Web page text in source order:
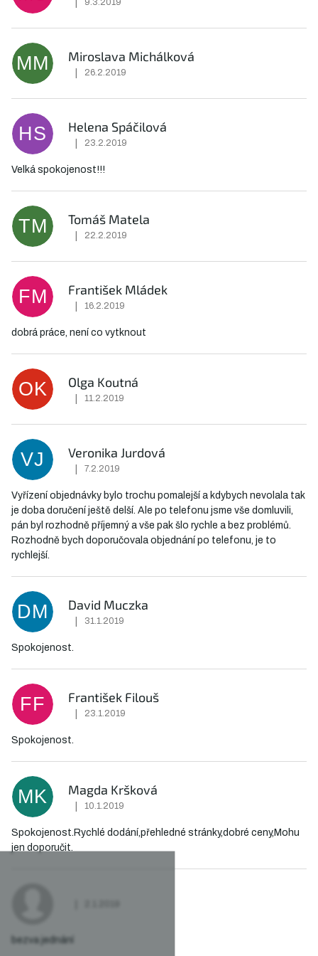
Hodnocení obchodu je 5 z 5 hvězdiček.
9.3.2019
MM Miroslava Michálková
Hodnocení obchodu je 5 z 5 hvězdiček.
26.2.2019
HS Helena Spáčilová
Hodnocení obchodu je 5 z 5 hvězdiček.
23.2.2019
Velká spokojenost!!!
TM Tomáš Matela
Hodnocení obchodu je 5 z 5 hvězdiček.
22.2.2019
FM František Mládek
Hodnocení obchodu je 5 z 5 hvězdiček.
16.2.2019
dobrá práce, není co vytknout
OK Olga Koutná
Hodnocení obchodu je 5 z 5 hvězdiček.
11.2.2019
VJ Veronika Jurdová
Hodnocení obchodu je 5 z 5 hvězdiček.
7.2.2019
Vyřízení objednávky bylo trochu pomalejší a kdybych nevolala tak
je doba doručení ještě delší. Ale po telefonu jsme vše domluvili,
pán byl rozhodně příjemný a vše pak šlo rychle a bez problémů.
Rozhodně bych doporučovala objednání po telefonu, je to
rychlejší.
DM David Muczka
Hodnocení obchodu je 5 z 5 hvězdiček.
31.1.2019
Spokojenost.
FF František Filouš
Hodnocení obchodu je 5 z 5 hvězdiček.
23.1.2019
Spokojenost.
MK Magda Kršková
Hodnocení obchodu je 5 z 5 hvězdiček.
10.1.2019
Spokojenost.Rychlé dodání,přehledné stránky,dobré ceny,Mohu
jen doporučit.
bezva jednání